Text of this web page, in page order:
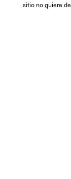
sitio no quiere